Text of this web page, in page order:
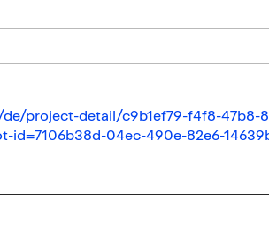
project-detail/c9b1ef79-f4f8-47b8-
id=7106b38d-04ec-490e-82e6-